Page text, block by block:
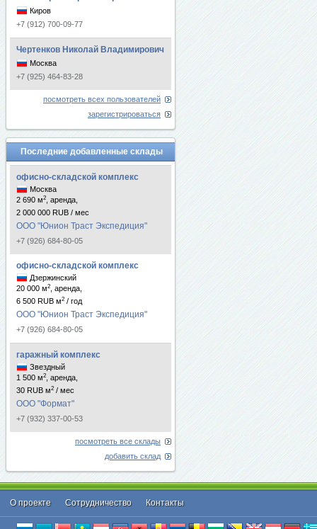
Киров
+7 (912) 700-09-77
Чертенков Николай Владимирович
Москва
+7 (925) 464-83-28
посмотреть всех пользователей
зарегистрироваться
Последние добавленные склады
офисно-складской комплекс
Москва
2 690 м2
, аренда,
2 000 000 RUB / мес
ООО "Юнион Траст Экспедиция"
+7 (926) 684-80-05
офисно-складской комплекс
Дзержинский
20 000 м2
, аренда,
6 500 RUB м2 / год
ООО "Юнион Траст Экспедиция"
+7 (926) 684-80-05
гаражный комплекс
Звездный
1 500 м2
, аренда,
30 RUB м2 / мес
ООО "Формат"
+7 (932) 337-00-53
посмотреть все склады
добавить склад
О проекте Cотрудничество Контакты